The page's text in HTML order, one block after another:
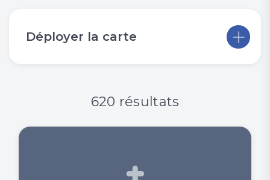
Déployer la carte
620 résultats